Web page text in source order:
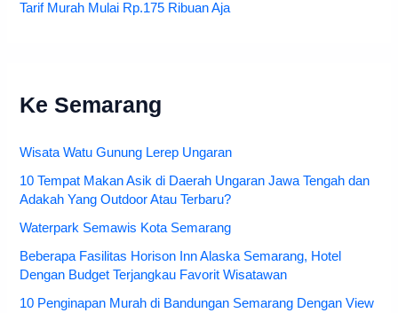
Tarif Murah Mulai Rp.175 Ribuan Aja
Ke Semarang
Wisata Watu Gunung Lerep Ungaran
10 Tempat Makan Asik di Daerah Ungaran Jawa Tengah dan
Adakah Yang Outdoor Atau Terbaru?
Waterpark Semawis Kota Semarang
Beberapa Fasilitas Horison Inn Alaska Semarang, Hotel
Dengan Budget Terjangkau Favorit Wisatawan
10 Penginapan Murah di Bandungan Semarang Dengan View